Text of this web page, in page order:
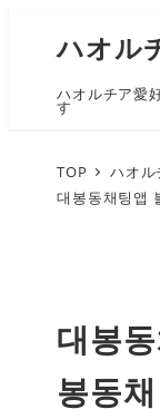
ハオル
ハオルチア愛
す
TOP ハオ
대봉동채팅앱
대봉
봉동